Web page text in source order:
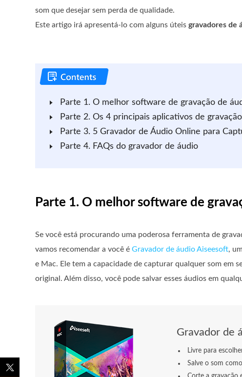
som que desejar sem perda de qualidade.
Este artigo irá apresentá-lo com alguns úteis gravadores de
Parte 1. O melhor software de gravação de
Parte 2. Os 4 principais aplicativos de
Parte 3. 5 Gravador de Áudio Online para
Parte 4. FAQs do gravador de áudio
Parte 1. O melhor software de
Se você está procurando uma poderosa ferramenta de
vamos recomendar a você é Gravador de áudio Aiseesoft,
e Mac. Ele tem a capacidade de capturar qualquer som em
original. Além disso, você pode salvar esses áudios em
Gravador de
Livre para
Salve o som